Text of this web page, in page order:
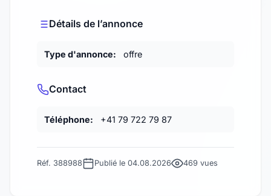
Détails de l’annonce
Type d'annonce: offre
Contact
Téléphone: +41 79 722 79 87
Réf. 388988 Publié le 04.08.2026 469 vues